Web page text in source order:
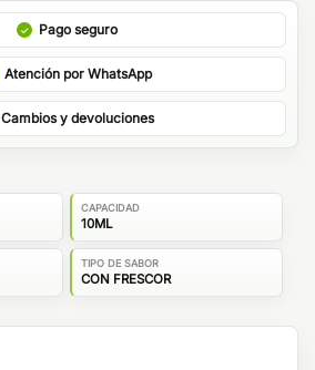
Pago seguro
Atención por WhatsApp
Cambios y devoluciones
CAPACIDAD
10ML
TIPO DE SABOR
CON FRESCOR